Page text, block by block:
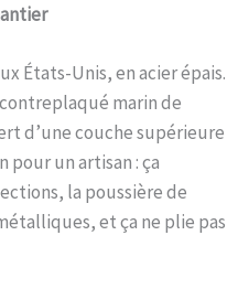
États-Unis, en acier épais.
marin de
d’une couche supérieure
un artisan : ça
la poussière de
et ça ne plie pas